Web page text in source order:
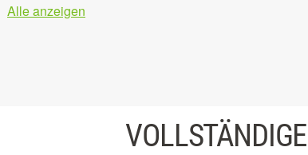
Alle anzeigen